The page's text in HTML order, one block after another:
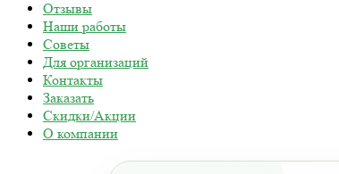
Отзывы
Наши работы
Советы
Для организаций
Контакты
Заказать
Скидки/Акции
О компании